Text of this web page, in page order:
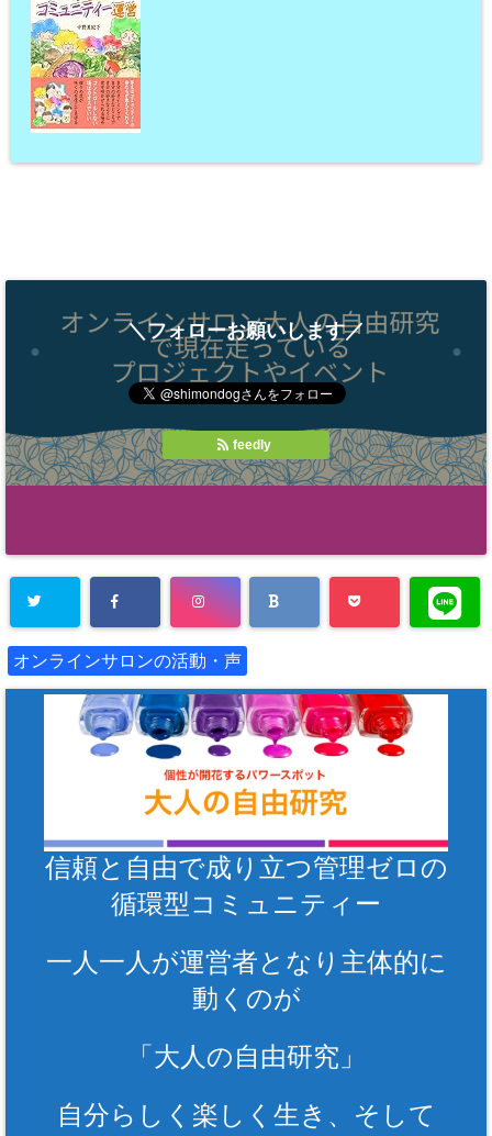
＼フォローお願いします／
feedly
オンラインサロンの活動・声
信頼と自由で成り立つ管理ゼロの
循環型コミュニティー
一人一人が運営者となり主体的に
動くのが
「大人の自由研究」
自分らしく楽しく生き、そして